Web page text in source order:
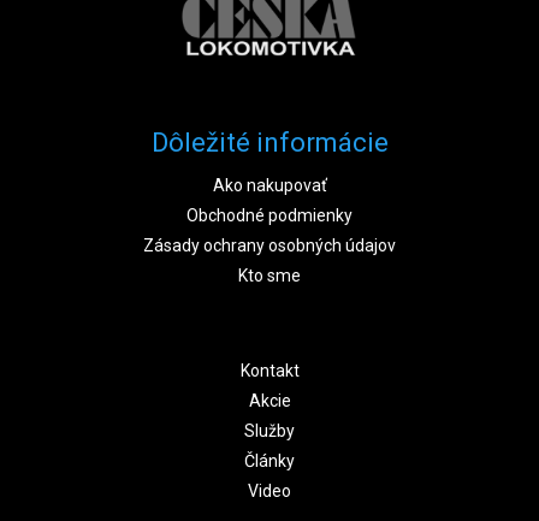
Dôležité informácie
Ako nakupovať
Obchodné podmienky
Zásady ochrany osobných údajov
Kto sme
Kontakt
Akcie
Služby
Články
Video